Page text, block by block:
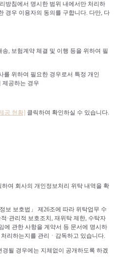
방침에서 명시한 범위 내에서만 처리하
경우 이용자의 동의를 구합니다. 다만, 다
송, 보험계약 체결 및 이행 등을 위하여 필
를 위하여 필요한 경우로서 특정 개인
제공하는 경우
공 현황] 클릭하여 확인하실 수 있습니다.
하여 회사의 개인정보처리 위탁 내역을 확
보 보호법」 제 26조에 따라 위탁업무 수
·관리적 보호조치 , 재위탁 제한, 수탁자
에 관한 사항을 계약서 등 문서에 명시하
리하는지를 관리 ㆍ 감독하고 있습니다.
될 경우에는 지체없이 공개하도록 하겠